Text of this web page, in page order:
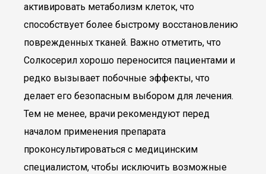
активировать метаболизм клеток, что
способствует более быстрому восстановлению
поврежденных тканей. Важно отметить, что
Солкосерил хорошо переносится пациентами и
редко вызывает побочные эффекты, что
делает его безопасным выбором для лечения.
Тем не менее, врачи рекомендуют перед
началом применения препарата
проконсультироваться с медицинским
специалистом, чтобы исключить возможные